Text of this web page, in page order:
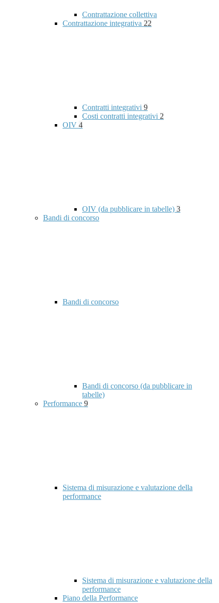
Contrattazione collettiva
Contrattazione integrativa 22
Contratti integrativi 9
Costi contratti integrativi 2
OIV 4
OIV (da pubblicare in tabelle) 3
Bandi di concorso
Bandi di concorso
Bandi di concorso (da pubblicare in
tabelle)
Performance 9
Sistema di misurazione e valutazione della
performance
Sistema di misurazione e valutazione della
performance
Piano della Performance